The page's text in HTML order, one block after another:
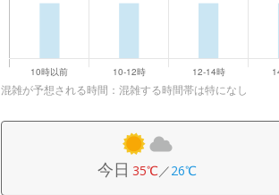
混雑が予想される時間：混雑する時間帯は特になし
今日 35℃／26℃